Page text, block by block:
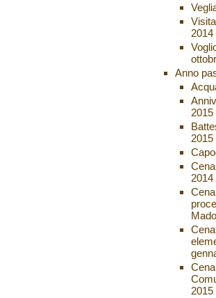
2014
Anno
2015
2015
2014
2015